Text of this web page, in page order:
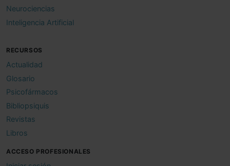
Neurociencias
Inteligencia Artificial
RECURSOS
Actualidad
Glosario
Psicofármacos
Bibliopsiquis
Revistas
Libros
ACCESO PROFESIONALES